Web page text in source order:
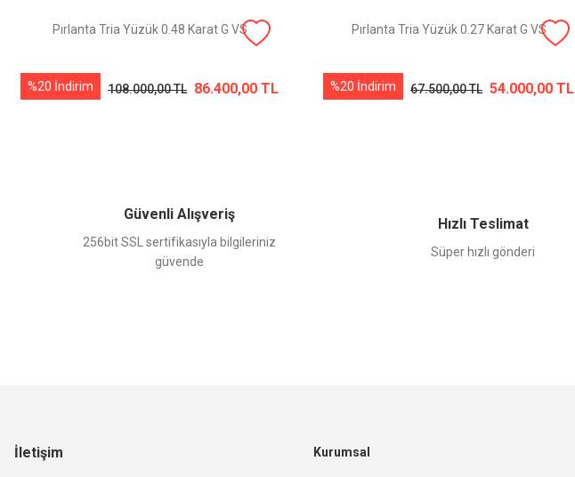
Pırlanta Tria Yüzük 0.48 Karat G VS
%20 İndirim 108.000,00 TL 86.400,00 TL
Pırlanta Tria Yüzük 0.27 Karat G VS
%20 İndirim 67.500,00 TL 54.000,00 TL
Güvenli Alışveriş
256bit SSL sertifikasıyla bilgileriniz
güvende
Hızlı Teslimat
Süper hızlı gönderi
İletişim Kurumsal